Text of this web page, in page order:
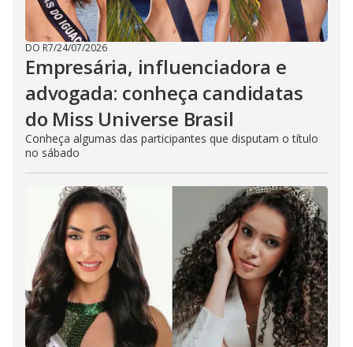
DO R7/24/07/2026
Empresária, influenciadora e
advogada: conheça candidatas
do Miss Universe Brasil
Conheça algumas das participantes que disputam o título
no sábado